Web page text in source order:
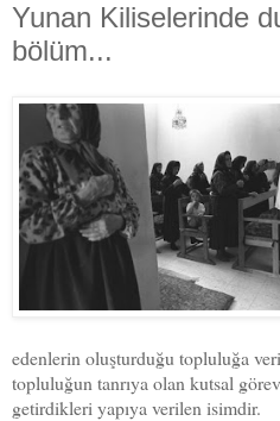
Yunan Kiliselerinde
bölüm...
edenlerin oluşturduğu topluluğa
topluluğun tanrıya olan kutsal
getirdikleri yapıya verilen isimdir.